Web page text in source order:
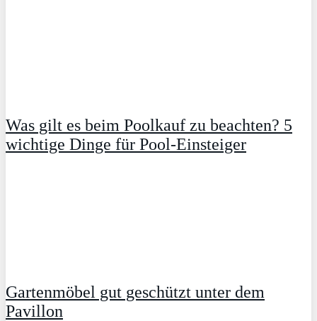
Was gilt es beim Poolkauf zu beachten? 5
wichtige Dinge für Pool-Einsteiger
Gartenmöbel gut geschützt unter dem
Pavillon